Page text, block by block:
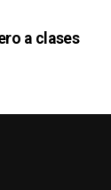
a clases